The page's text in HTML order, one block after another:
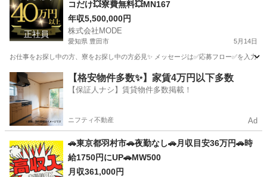
正社員
コだけ💥寮費無料💥MN167
年収5,500,000円
株式会社MODE
愛知県 豊田市 5月14日
お仕事をお探し中の方、寮をお探し中の方必見✨ メッセージは✅応募フロー✅を入力
愛知 豊田市 その他 未経験
【格安物件多数✨】家賃4万円以下多数
【保証人ナシ】賃貸物件多数掲載！
ニフティ不動産 Ad
🚗東京都羽村市🚗夜勤なし🚗月収目安36万円🚗時
給1750円にUP🚗MW500
月収361,000円